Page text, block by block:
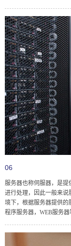
06
服务器也称伺服器，是
进行处理，因此一般来说
境下，根据服务器提供的
程序服务器，WEB服务器